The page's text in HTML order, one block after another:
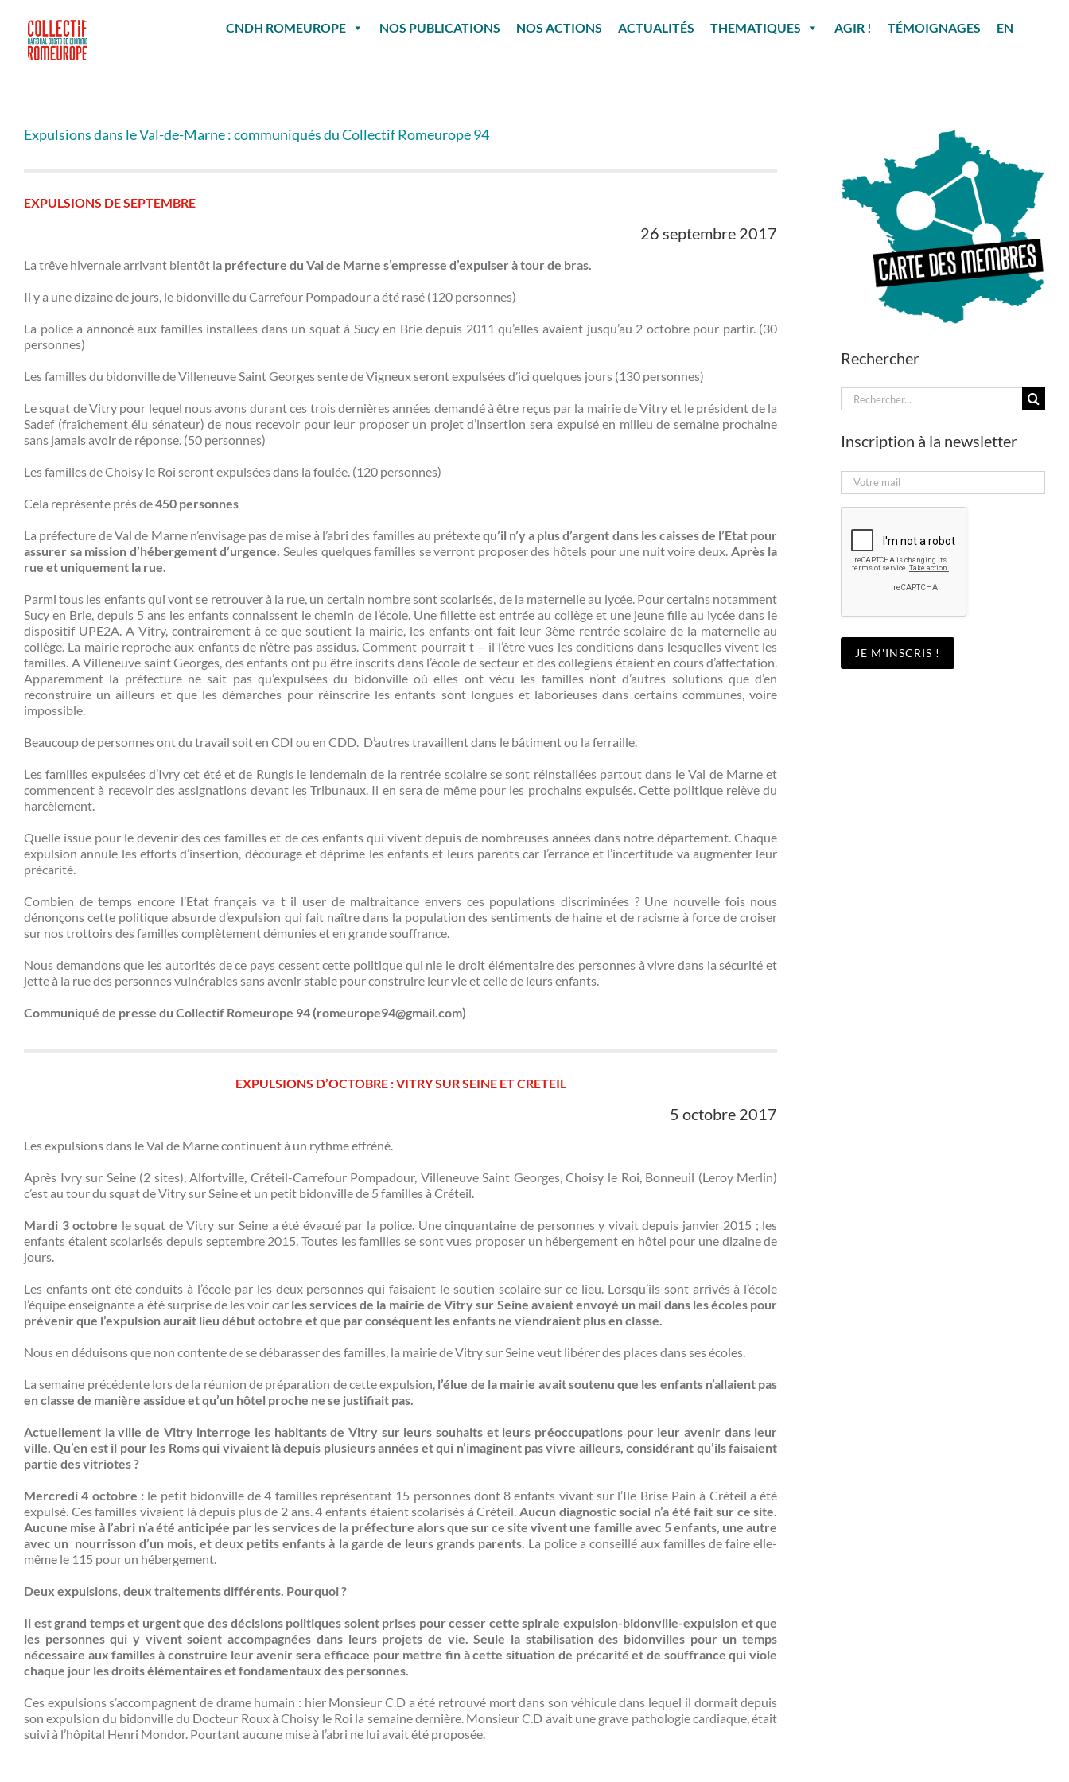
contenu
CNDH ROMEUROPE NOS PUBLICATIONS NOS ACTIONS ACTUALITÉS THEMATIQUES AGIR ! TÉMOIGNAGES EN
Expulsions dans le Val-de-Marne : communiqués du Collectif Romeurope 94
EXPULSIONS DE SEPTEMBRE
26 septembre 2017
La trêve hivernale arrivant bientôt la préfecture du Val de Marne s’empresse d’expulser à tour de bras.
Il y a une dizaine de jours, le bidonville du Carrefour Pompadour a été rasé (120 personnes)
La police a annoncé aux familles installées dans un squat à Sucy en Brie depuis 2011 qu’elles avaient jusqu’au 2 octobre pour partir. (30
personnes)
Les familles du bidonville de Villeneuve Saint Georges sente de Vigneux seront expulsées d’ici quelques jours (130 personnes)
Le squat de Vitry pour lequel nous avons durant ces trois dernières années demandé à être reçus par la mairie de Vitry et le président de la
Sadef (fraîchement élu sénateur) de nous recevoir pour leur proposer un projet d’insertion sera expulsé en milieu de semaine prochaine
sans jamais avoir de réponse. (50 personnes)
Les familles de Choisy le Roi seront expulsées dans la foulée. (120 personnes)
Cela représente près de450 personnes
La préfecture de Val de Marne n’envisage pas de mise à l’abri des familles au prétextequ’il n’y a plus d’argent dans les caisses de l’Etat pour
assurer sa mission d’hébergement d’urgence. Seules quelques familles se verront proposer des hôtels pour une nuit voire deux. Après la
rue et uniquement la rue.
Parmi tous les enfants qui vont se retrouver à la rue, un certain nombre sont scolarisés, de la maternelle au lycée. Pour certains notamment
Sucy en Brie, depuis 5 ans les enfants connaissent le chemin de l’école. Une fillette est entrée au collège et une jeune fille au lycée dans le
dispositif UPE2A. A Vitry, contrairement à ce que soutient la mairie, les enfants ont fait leur 3ème rentrée scolaire de la maternelle au
collège. La mairie reproche aux enfants de n’être pas assidus. Comment pourrait t – il l’être vues les conditions dans lesquelles vivent les
familles. A Villeneuve saint Georges, des enfants ont pu être inscrits dans l’école de secteur et des collègiens étaient en cours d’affectation.
Apparemment la préfecture ne sait pas qu’expulsées du bidonville où elles ont vécu les familles n’ont d’autres solutions que d’en
reconstruire un ailleurs et que les démarches pour réinscrire les enfants sont longues et laborieuses dans certains communes, voire
impossible.
Beaucoup de personnes ont du travail soit en CDI ou en CDD. D’autres travaillent dans le bâtiment ou la ferraille.
Les familles expulsées d’Ivry cet été et de Rungis le lendemain de la rentrée scolaire se sont réinstallées partout dans le Val de Marne et
commencent à recevoir des assignations devant les Tribunaux. Il en sera de même pour les prochains expulsés. Cette politique relève du
harcèlement.
Quelle issue pour le devenir des ces familles et de ces enfants qui vivent depuis de nombreuses années dans notre département. Chaque
expulsion annule les efforts d’insertion, décourage et déprime les enfants et leurs parents car l’errance et l’incertitude va augmenter leur
précarité.
Combien de temps encore l’Etat français va t il user de maltraitance envers ces populations discriminées ? Une nouvelle fois nous
dénonçons cette politique absurde d’expulsion qui fait naître dans la population des sentiments de haine et de racisme à force de croiser
sur nos trottoirs des familles complètement démunies et en grande souffrance.
Nous demandons que les autorités de ce pays cessent cette politique qui nie le droit élémentaire des personnes à vivre dans la sécurité et
jette à la rue des personnes vulnérables sans avenir stable pour construire leur vie et celle de leurs enfants.
Communiqué de presse du Collectif Romeurope 94 (romeurope94@gmail.com)
EXPULSIONS D’OCTOBRE : VITRY SUR SEINE ET CRETEIL
5 octobre 2017
Les expulsions dans le Val de Marne continuent à un rythme effréné.
Après Ivry sur Seine (2 sites), Alfortville, Créteil-Carrefour Pompadour, Villeneuve Saint Georges, Choisy le Roi, Bonneuil (Leroy Merlin)
c’est au tour du squat de Vitry sur Seine et un petit bidonville de 5 familles à Créteil.
Mardi 3 octobre le squat de Vitry sur Seine a été évacué par la police. Une cinquantaine de personnes y vivait depuis janvier 2015 ; les
enfants étaient scolarisés depuis septembre 2015. Toutes les familles se sont vues proposer un hébergement en hôtel pour une dizaine de
jours.
Les enfants ont été conduits à l’école par les deux personnes qui faisaient le soutien scolaire sur ce lieu. Lorsqu’ils sont arrivés à l’école
l’équipe enseignante a été surprise de les voir car les services de la mairie de Vitry sur Seine avaient envoyé un mail dans les écoles pour
prévenir que l’expulsion aurait lieu début octobre et que par conséquent les enfants ne viendraient plus en classe.
Nous en déduisons que non contente de se débarasser des familles, la mairie de Vitry sur Seine veut libérer des places dans ses écoles.
La semaine précédente lors de la réunion de préparation de cette expulsion, l’élue de la mairie avait soutenu que les enfants n’allaient pas
en classe de manière assidue et qu’un hôtel proche ne se justifiait pas.
Actuellement la ville de Vitry interroge les habitants de Vitry sur leurs souhaits et leurs préoccupations pour leur avenir dans leur
ville. Qu’en est il pour les Roms qui vivaient là depuis plusieurs années et qui n’imaginent pas vivre ailleurs,considérant qu’ils faisaient
partie des vitriotes ?
Mercredi 4 octobre : le petit bidonville de 4 familles représentant 15 personnes dont 8 enfants vivant sur l’Ile Brise Pain à Créteil a été
expulsé. Ces familles vivaient là depuis plus de 2 ans. 4 enfants étaient scolarisés à Créteil. Aucun diagnostic social n’a été fait sur ce site.
Aucune mise à l’abri n’a été anticipée par les services de la préfecture alors que sur ce site vivent une famille avec 5 enfants, une autre
avec un nourrisson d’un mois, et deux petits enfants à la garde de leurs grands parents. La police a conseillé aux familles de faire elle-
même le 115 pour un hébergement.
Deux expulsions, deux traitements différents. Pourquoi ?
Il est grand temps et urgent que des décisions politiques soient prises pour cesser cette spirale expulsion-bidonville-expulsion et que
les personnes qui y vivent soient accompagnées dans leurs projets de vie. Seule la stabilisation des bidonvilles pour un temps
nécessaire aux familles à construire leur avenir sera efficace pour mettre fin à cette situation de précarité et de souffrance qui viole
chaque jour les droits élémentaires et fondamentaux des personnes.
Ces expulsions s’accompagnent de drame humain : hier Monsieur C.D a été retrouvé mort dans son véhicule dans lequel il dormait depuis
son expulsion du bidonville du Docteur Roux à Choisy le Roi la semaine dernière. Monsieur C.D avait une grave pathologie cardiaque, était
suivi à l’hôpital Henri Mondor. Pourtant aucune mise à l’abri ne lui avait été proposée.
Rechercher
Rechercher:
Inscription à la newsletter